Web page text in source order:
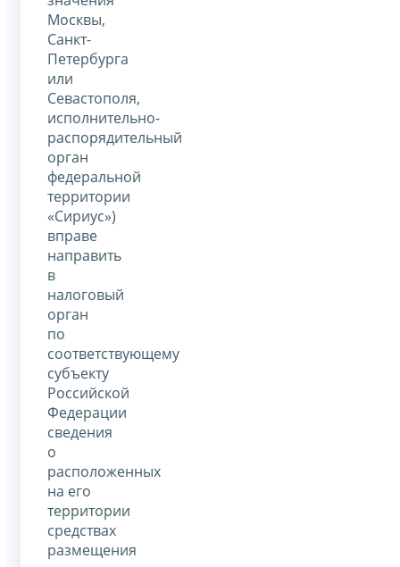
Москвы,
Санкт-
Петербурга
или
Севастополя,
исполнительно-
распорядительный
орган
федеральной
территории
«Сириус»)
вправе
направить
в
налоговый
орган
по
соответствующему
субъекту
Российской
Федерации
сведения
о
расположенных
на его
территории
средствах
размещения